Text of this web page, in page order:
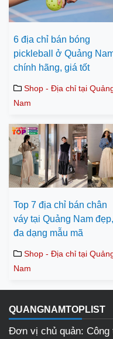
6 địa chỉ bán bóng
pickleball ở Quảng
chính hãng, giá tốt
Shop - Địa chỉ tại
Nam
Top 7 địa chỉ bán chân
váy tại Quảng Nam đẹp,
đa dạng mẫu mã
Shop - Địa chỉ tại
Nam
QUANGNAMTOPLIST
Đơn vị chủ quản: Công